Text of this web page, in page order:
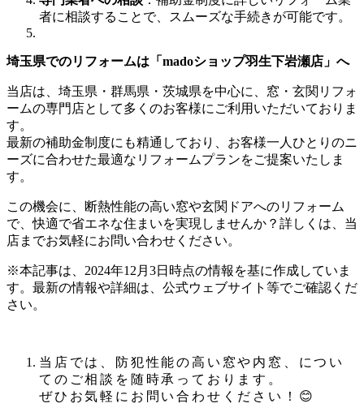
者に相談することで、スムーズな手続きが可能です。
埼玉県でのリフォームは「madoショップ羽生下岩瀬店」へ
当店は、埼玉県・群馬県・茨城県を中心に、窓・玄関リフォ
ームの専門店として多くのお客様にご利用いただいておりま
す。
最新の補助金制度にも精通しており、お客様一人ひとりのニ
ーズに合わせた最適なリフォームプランをご提案いたしま
す。
この機会に、断熱性能の高い窓や玄関ドアへのリフォーム
で、快適で省エネな住まいを実現しませんか？詳しくは、当
店までお気軽にお問い合わせください。
※本記事は、2024年12月3日時点の情報を基に作成していま
す。最新の情報や詳細は、公式ウェブサイト等でご確認くだ
さい。
当店では、防犯性能の高い窓や内窓、につい
てのご相談を随時承っております。
ぜひお気軽にお問い合わせください！😊